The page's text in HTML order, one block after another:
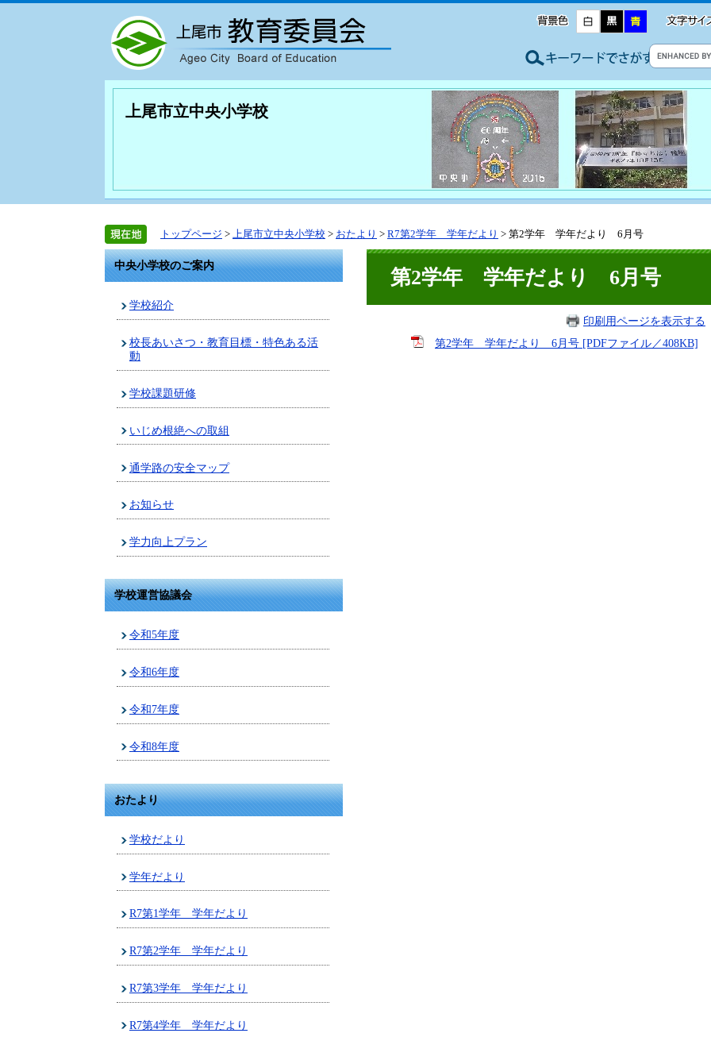
上尾市立中央小学校
トップページ > 上尾市立中央小学校 > おたより > R7第2学年 学年だより > 第2学年 学年だより 6月号
中央小学校のご案内
学校紹介
校長あいさつ・教育目標・特色ある活
動
学校課題研修
いじめ根絶への取組
通学路の安全マップ
お知らせ
学力向上プラン
学校運営協議会
令和5年度
令和6年度
令和7年度
令和8年度
おたより
学校だより
学年だより
R7第1学年 学年だより
R7第2学年 学年だより
R7第3学年 学年だより
R7第4学年 学年だより
第2学年 学年だより 6月号
印刷用ページを表示する
第2学年 学年だより 6月号 [PDFファイル／408KB]